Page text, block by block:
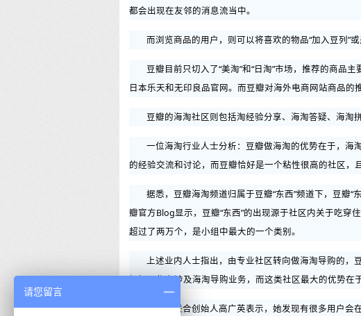
都会出现在友邻的消息流当中。
而浏览商品的用户，则可以将喜欢的物品“加入豆列”
豆瓣目前只切入了“美淘”和“日淘”市场，推荐的商品
日本乐天和无印良品官网。而豆瓣对海外电商网站商品的
豆瓣的海淘社区则包括淘经验分享、海淘答疑、海淘
一位海淘行业人士分析：豆瓣做海淘的优势在于，海
的经验交流和讨论，而豆瓣恰好是一个粘性很高的社区，
据悉，豆瓣海淘频道归属于豆瓣“东西”频道下，豆瓣
瓣官方Blog显示，豆瓣“东西”的出现源于社区内关于吃穿
超过了两万个，是小组中最大的一个类别。
上述业内人士指出，由专业社区转向做海淘导购的，
妈妈网都有涉及海淘导购业务，而这类社区最大的优势在
妈妈网联合创始人高广英表示，她发现有很多用户会
请您留言